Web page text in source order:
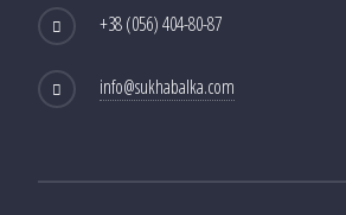
+38 (056) 404-80-87
info@sukhabalka.com